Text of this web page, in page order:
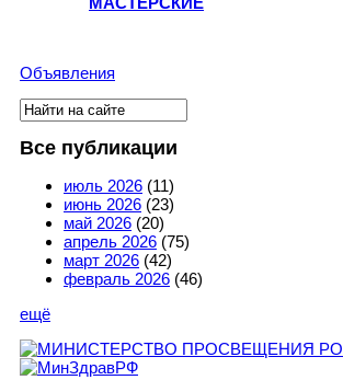
Объявления
Форма поиска
Поиск
Все публикации
июль 2026 (11)
июнь 2026 (23)
май 2026 (20)
апрель 2026 (75)
март 2026 (42)
февраль 2026 (46)
ещё